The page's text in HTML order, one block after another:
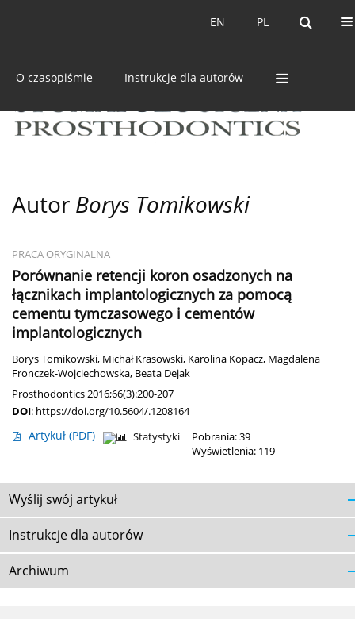
PL
EN PL
EN
O czasopiśmie Instrukcje dla autorów
Autor Borys Tomikowski
PRACA ORYGINALNA
Porównanie retencji koron osadzonych na
łącznikach implantologicznych za pomocą
cementu tymczasowego i cementów
implantologicznych
Borys Tomikowski, Michał Krasowski, Karolina Kopacz, Magdalena
Fronczek-Wojciechowska, Beata Dejak
Prosthodontics 2016;66(3):200-207
DOI: https://doi.org/10.5604/.1208164
Artykuł (PDF) Statystyki
Pobrania: 39
Wyświetlenia: 119
Wyślij swój artykuł
Instrukcje dla autorów
Archiwum